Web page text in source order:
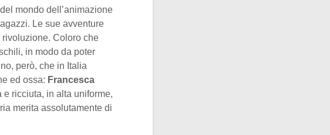
mondo dell’animazione
Le sue avventure
rivoluzione. Coloro che
in modo da poter
però, che in Italia
ed ossa: Francesca
ricciuta, in alta uniforme,
merita assolutamente di